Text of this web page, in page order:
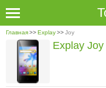
Главная>>Explay>>Joy
Explay Joy